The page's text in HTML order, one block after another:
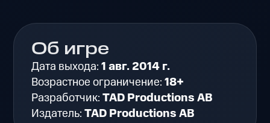
Об игре
Дата выхода:1 авг. 2014 г.
Возрастное ограничение:18+
Разработчик:TAD Productions AB
Издатель:TAD Productions AB